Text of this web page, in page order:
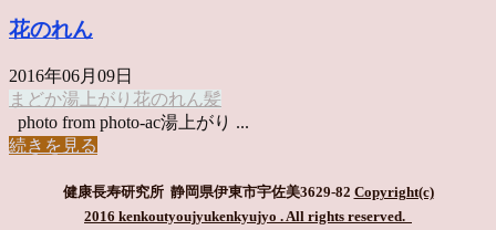
花のれん
2016年06月09日
まどか湯上がり 花のれん髪
photo from photo-ac湯上がり ...
続きを見る
健康長寿研究所 静岡県伊東市宇佐美3629-82 Copyright(c)
2016 kenkoutyoujyukenkyujyo . All rights reserved.